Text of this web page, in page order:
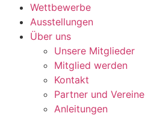
Wettbewerbe
Ausstellungen
Über uns
Unsere Mitglieder
Mitglied werden
Kontakt
Partner und Vereine
Anleitungen